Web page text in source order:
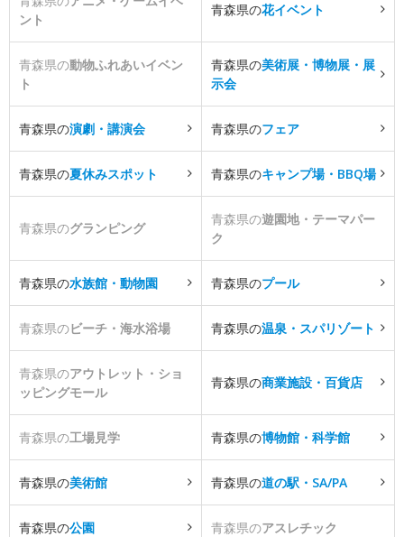
ント
青森県の花イベント
青森県の動物ふれあいイベン
ト
青森県の美術展・博物展・展
示会
青森県の演劇・講演会 青森県のフェア
青森県の夏休みスポット 青森県のキャンプ場・BBQ場
青森県のグランピング
青森県の遊園地・テーマパー
ク
青森県の水族館・動物園 青森県のプール
青森県のビーチ・海水浴場 青森県の温泉・スパリゾート
青森県のアウトレット・ショ
ッピングモール
青森県の商業施設・百貨店
青森県の工場見学 青森県の博物館・科学館
青森県の美術館 青森県の道の駅・SA/PA
青森県の公園 青森県のアスレチック